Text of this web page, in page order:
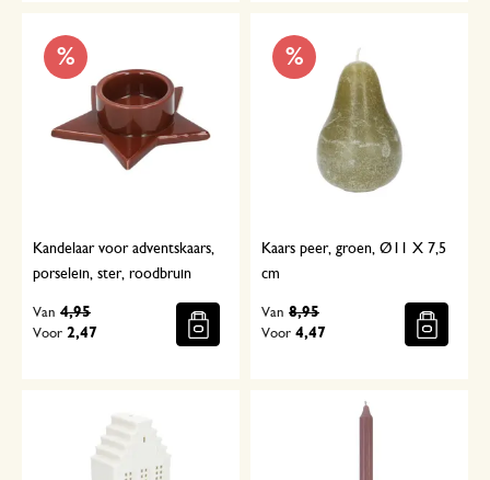
%
Kandelaar voor adventskaars,
porselein, ster, roodbruin
Voor 2,47
Van 4,95
%
Kaars peer, groen, Ø11 X 7,5
cm
Voor 4,47
Van 8,95